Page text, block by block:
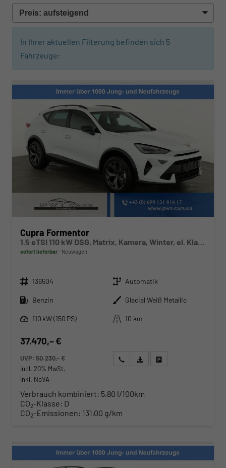
In Ihrer aktuellen Filterung befinden sich 5
Fahrzeuge:
Cupra Formentor
1.5 eTSI 110 kW DSG, Matrix, Kamera, Winter, el. Klappe, 5 J.-Garantie
sofort lieferbar Neuwagen
Fahrzeugnr. 136504 Getriebe Automatik
Kraftstoff Benzin Außenfarbe Glacial Weiß Metallic
Leistung
110 kW (150 PS) Kilometerstand 10 km
37.470,– €
UVP: 50.230,– €
incl. 20% MwSt.
inkl. NoVA
Wir rufen Sie anAngebot drucken (PDF)
Verbrauch kombiniert: 5,80 l/100km
CO2-Klasse: D
CO2-Emissionen: 131,00 g/km